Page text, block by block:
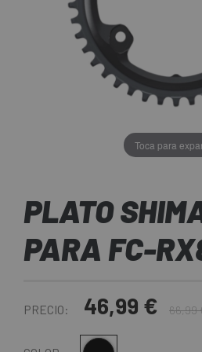
Toca para
PLATO
PARA FC-
PRECIO: 46,99 € 66,99